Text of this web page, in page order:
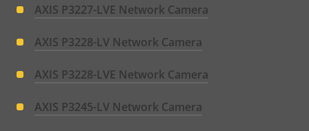
AXIS P3227-LVE Network Camera
AXIS P3228-LV Network Camera
AXIS P3228-LVE Network Camera
AXIS P3245-LV Network Camera